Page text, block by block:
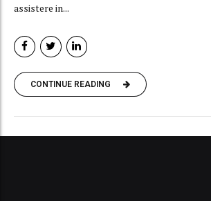
assistere in...
CONTINUE READING